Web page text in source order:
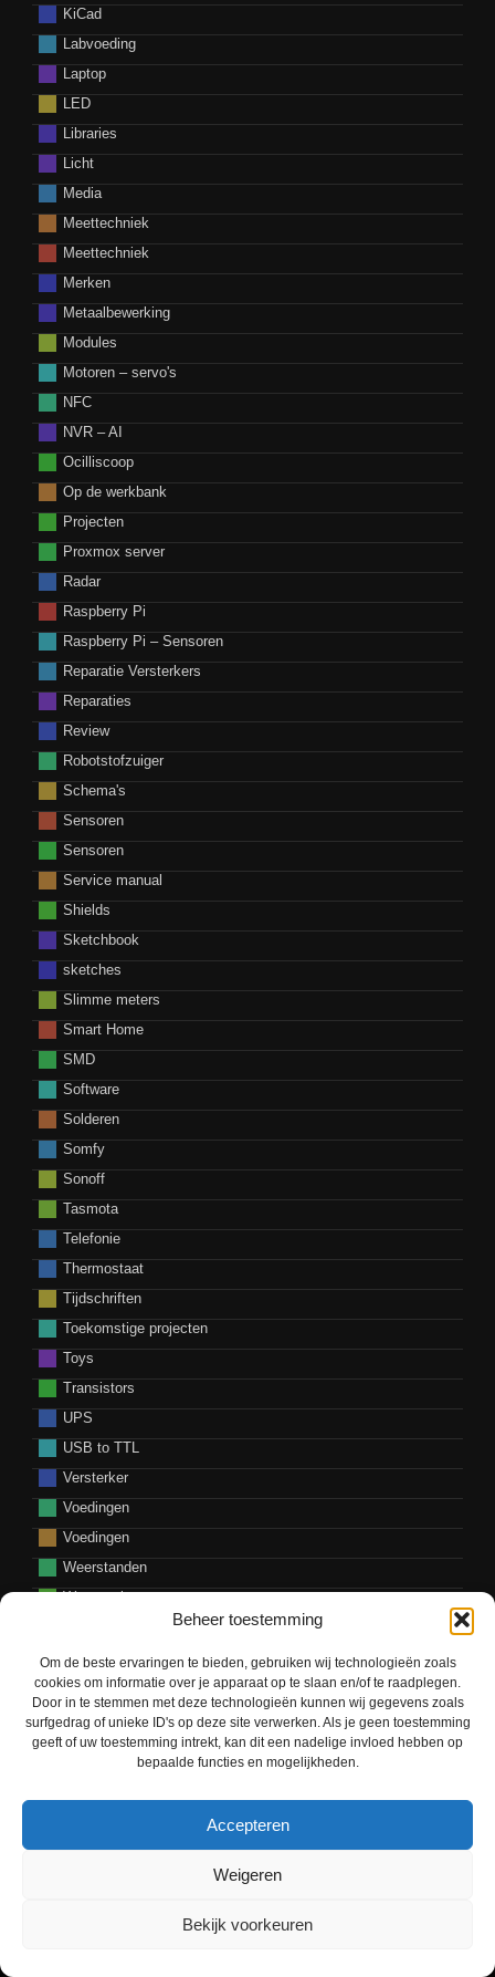
Beheer toestemming
Om de beste ervaringen te bieden, gebruiken wij technologieën zoals
cookies om informatie over je apparaat op te slaan en/of te raadplegen.
Door in te stemmen met deze technologieën kunnen wij gegevens zoals
surfgedrag of unieke ID's op deze site verwerken. Als je geen toestemming
geeft of uw toestemming intrekt, kan dit een nadelige invloed hebben op
bepaalde functies en mogelijkheden.
Accepteren
Weigeren
Bekijk voorkeuren
KiCad
Labvoeding
Laptop
LED
Libraries
Licht
Media
Meettechniek
Meettechniek
Merken
Metaalbewerking
Modules
Motoren – servo's
NFC
NVR – AI
Ocilliscoop
Op de werkbank
Projecten
Proxmox server
Radar
Raspberry Pi
Raspberry Pi – Sensoren
Reparatie Versterkers
Reparaties
Review
Robotstofzuiger
Schema's
Sensoren
Sensoren
Service manual
Shields
Sketchbook
sketches
Slimme meters
Smart Home
SMD
Software
Solderen
Somfy
Sonoff
Tasmota
Telefonie
Thermostaat
Tijdschriften
Toekomstige projecten
Toys
Transistors
UPS
USB to TTL
Versterker
Voedingen
Voedingen
Weerstanden
Weerstation
ZigBee
Zonnepanelen